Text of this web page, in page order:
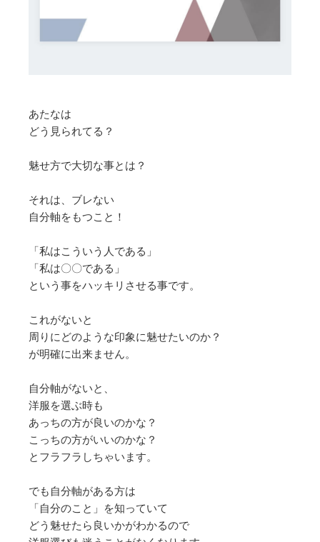
あたなは
どう見られてる？
魅せ方で大切な事とは？
それは、ブレない
自分軸をもつこと！
「私はこういう人である」
「私は〇〇である」
という事をハッキリさせる事です。
これがないと
周りにどのような印象に魅せたいのか？
が明確に出来ません。
自分軸がないと、
洋服を選ぶ時も
あっちの方が良いのかな？
こっちの方がいいのかな？
とフラフラしちゃいます。
でも自分軸がある方は
「自分のこと」を知っていて
どう魅せたら良いかがわかるので